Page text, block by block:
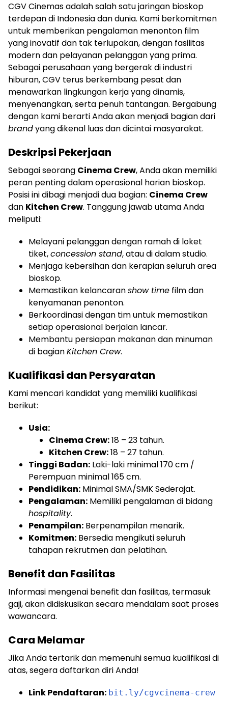
CGV Cinemas adalah salah satu jaringan bioskop
terdepan di Indonesia dan dunia. Kami berkomitmen
untuk memberikan pengalaman menonton film
yang inovatif dan tak terlupakan, dengan fasilitas
modern dan pelayanan pelanggan yang prima.
Sebagai perusahaan yang bergerak di industri
hiburan, CGV terus berkembang pesat dan
menawarkan lingkungan kerja yang dinamis,
menyenangkan, serta penuh tantangan. Bergabung
dengan kami berarti Anda akan menjadi bagian dari
brandyang dikenal luas dan dicintai masyarakat.
Deskripsi Pekerjaan
Sebagai seorang Cinema Crew, Anda akan memiliki
peran penting dalam operasional harian bioskop.
Posisi ini dibagi menjadi dua bagian: Cinema Crew
dan Kitchen Crew. Tanggung jawab utama Anda
meliputi:
Melayani pelanggan dengan ramah di loket
tiket,concession stand, atau di dalam studio.
Menjaga kebersihan dan kerapian seluruh area
bioskop.
Memastikan kelancaranshow time film dan
kenyamanan penonton.
Berkoordinasi dengan tim untuk memastikan
setiap operasional berjalan lancar.
Membantu persiapan makanan dan minuman
di bagianKitchen Crew.
Kualifikasi dan Persyaratan
Kami mencari kandidat yang memiliki kualifikasi
berikut:
Usia:
Cinema Crew:18 – 23 tahun.
Kitchen Crew:18 – 27 tahun.
Tinggi Badan: Laki-laki minimal 170 cm /
Perempuan minimal 165 cm.
Pendidikan: Minimal SMA/SMK Sederajat.
Pengalaman: Memiliki pengalaman di bidang
hospitality.
Penampilan: Berpenampilan menarik.
Komitmen: Bersedia mengikuti seluruh
tahapan rekrutmen dan pelatihan.
Benefit dan Fasilitas
Informasi mengenai benefit dan fasilitas, termasuk
gaji, akan didiskusikan secara mendalam saat proses
wawancara.
Cara Melamar
Jika Anda tertarik dan memenuhi semua kualifikasi di
atas, segera daftarkan diri Anda!
Link Pendaftaran: bit.ly/cgvcinema-crew